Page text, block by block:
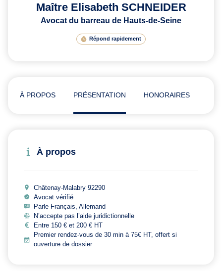
Maître Elisabeth SCHNEIDER
Avocat du barreau de Hauts-de-Seine
Répond rapidement
À PROPOS PRÉSENTATION HONORAIRES
À propos
Châtenay-Malabry 92290
Avocat vérifié
Parle Français, Allemand
N’accepte pas l’aide juridictionnelle
Entre 150 € et 200 € HT
Premier rendez-vous de 30 min à 75€ HT, offert si
ouverture de dossier